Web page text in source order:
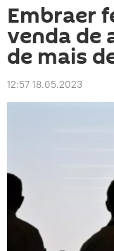
Embraer
venda de
de mais
12:57 18.05.2023